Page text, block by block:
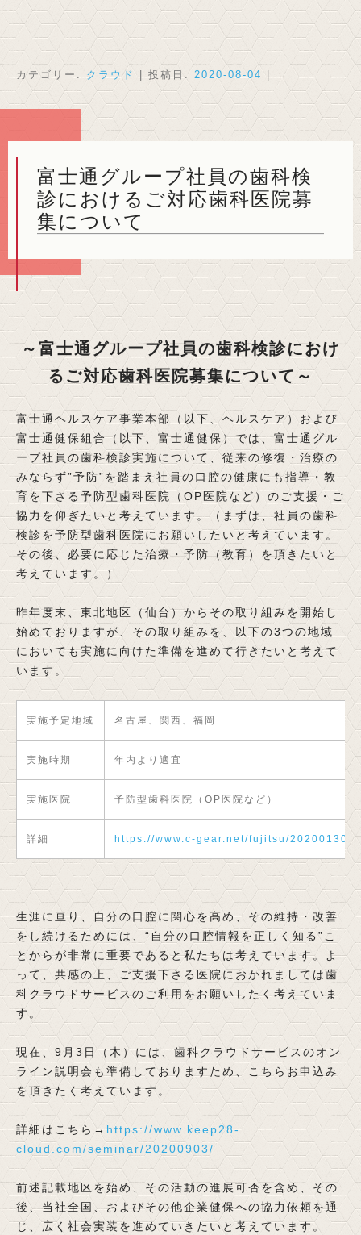
カテゴリー: クラウド | 投稿日: 2020-08-04 |
富士通グループ社員の歯科検
診におけるご対応歯科医院募
集について
～富士通グループ社員の歯科検診におけ
るご対応歯科医院募集について～
富士通ヘルスケア事業本部（以下、ヘルスケア）および
富士通健保組合（以下、富士通健保）では、富士通グル
ープ社員の歯科検診実施について、従来の修復・治療の
みならず”予防”を踏まえ社員の口腔の健康にも指導・教
育を下さる予防型歯科医院（OP医院など）のご支援・ご
協力を仰ぎたいと考えています。（まずは、社員の歯科
検診を予防型歯科医院にお願いしたいと考えています。
その後、必要に応じた治療・予防（教育）を頂きたいと
考えています。）
昨年度末、東北地区（仙台）からその取り組みを開始し
始めておりますが、その取り組みを、以下の3つの地域
においても実施に向けた準備を進めて行きたいと考えて
います。
実施予定地域 名古屋、関西、福岡
実施時期 年内より適宜
実施医院 予防型歯科医院（OP医院など）
詳細 https://www.c-gear.net/fujitsu/20200130-
生涯に亘り、自分の口腔に関心を高め、その維持・改善
をし続けるためには、“自分の口腔情報を正しく知る”こ
とからが非常に重要であると私たちは考えています。よ
って、共感の上、ご支援下さる医院におかれましては歯
科クラウドサービスのご利用をお願いしたく考えていま
す。
現在、9月3日（木）には、歯科クラウドサービスのオン
ライン説明会も準備しておりますため、こちらお申込み
を頂きたく考えています。
詳細はこちら→ https://www.keep28-
cloud.com/seminar/20200903/
前述記載地区を始め、その活動の進展可否を含め、その
後、当社全国、およびその他企業健保への協力依頼を通
じ、広く社会実装を進めていきたいと考えています。